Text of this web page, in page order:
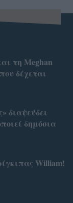
τη Meghan
δέχεται
διαψεύδει
δημόσια
William!